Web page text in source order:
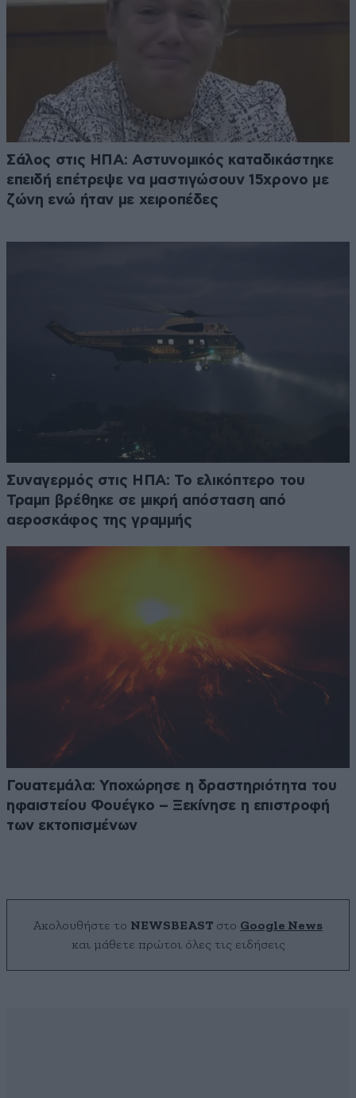
Σάλος στις ΗΠΑ: Αστυνομικός καταδικάστηκε
επειδή επέτρεψε να μαστιγώσουν 15χρονο με
ζώνη ενώ ήταν με χειροπέδες
Συναγερμός στις ΗΠΑ: Το ελικόπτερο του
Τραμπ βρέθηκε σε μικρή απόσταση από
αεροσκάφος της γραμμής
Γουατεμάλα: Υποχώρησε η δραστηριότητα του
ηφαιστείου Φουέγκο – Ξεκίνησε η επιστροφή
των εκτοπισμένων
Ακολουθήστε το NEWSBEAST στο Google News
και μάθετε πρώτοι όλες τις ειδήσεις